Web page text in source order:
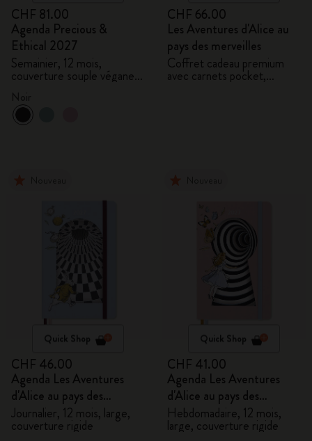
CHF 81.00
Agenda Precious &
Ethical 2027
Semainier, 12 mois,
couverture souple végane,
CHF 66.00
Les Aventures d'Alice au
pays des merveilles
Coffret cadeau premium
avec carnets pocket,
3 mini-crayons et pochette
Quick Shop
CHF 46.00
Agenda Les Aventures
d'Alice au pays des
merveilles 2027
Journalier, 12 mois, large,
couverture rigide
Quick Shop
CHF 41.00
Agenda Les Aventures
d'Alice au pays des
merveilles 2027
Hebdomadaire, 12 mois,
large, couverture rigide